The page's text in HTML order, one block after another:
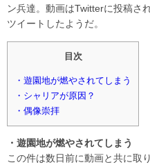
ン兵達。動画はTwitterに投稿さ
ツイートしたようだ。
目次
・遊園地が燃やされてしまう
・シャリアが原因？
・偶像崇拝
・遊園地が燃やされてしまう
この件は数日前に動画と共に取